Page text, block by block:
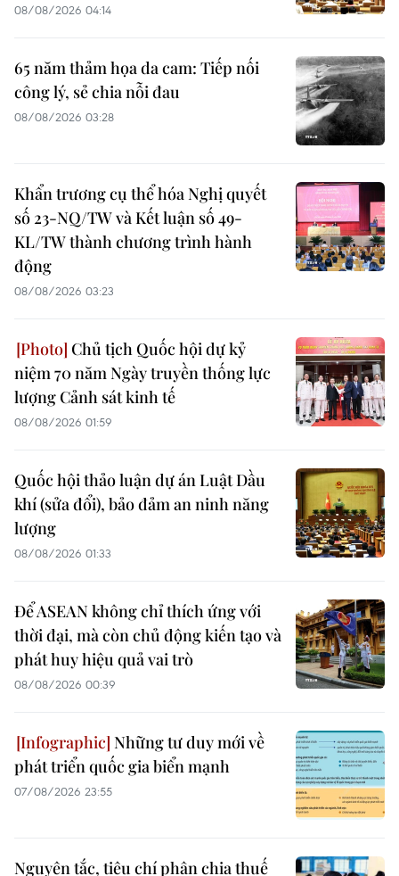
08/08/2026 04:14
65 năm thảm họa da cam: Tiếp nối
công lý, sẻ chia nỗi đau
08/08/2026 03:28
Khẩn trương cụ thể hóa Nghị quyết
số 23-NQ/TW và Kết luận số 49-
KL/TW thành chương trình hành
động
08/08/2026 03:23
Chủ tịch Quốc hội dự kỷ
niệm 70 năm Ngày truyền thống lực
lượng Cảnh sát kinh tế
08/08/2026 01:59
Quốc hội thảo luận dự án Luật Dầu
khí (sửa đổi), bảo đảm an ninh năng
lượng
08/08/2026 01:33
Để ASEAN không chỉ thích ứng với
thời đại, mà còn chủ động kiến tạo và
phát huy hiệu quả vai trò
08/08/2026 00:39
Những tư duy mới về
phát triển quốc gia biển mạnh
07/08/2026 23:55
Nguyên tắc, tiêu chí phân chia thuế